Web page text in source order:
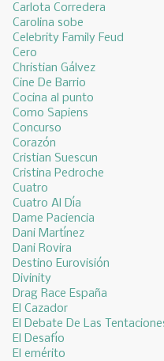
Carlota Corredera
Carolina sobe
Celebrity Family Feud
Cero
Christian Gálvez
Cine De Barrio
Cocina al punto
Como Sapiens
Concurso
Corazón
Cristian Suescun
Cristina Pedroche
Cuatro
Cuatro Al Día
Dame Paciencia
Dani Martínez
Dani Rovira
Destino Eurovisión
Divinity
Drag Race España
El Cazador
El Debate De Las
El Desafío
El emérito